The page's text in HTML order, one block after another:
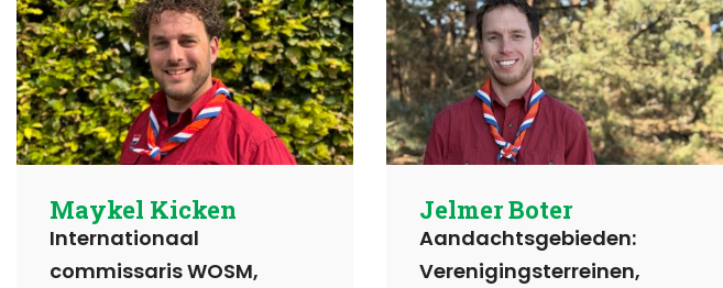
Maykel Kicken
Internationaal
commissaris WOSM,
Jelmer Boter
Aandachtsgebieden:
Verenigingsterreinen,